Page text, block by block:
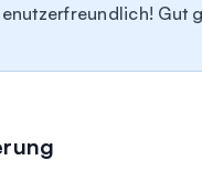
Gut